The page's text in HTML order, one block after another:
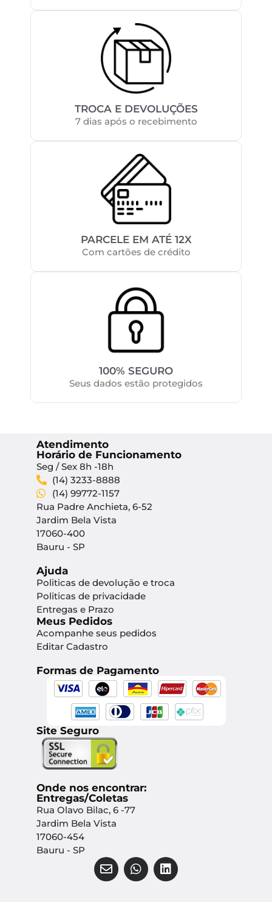
TROCA E DEVOLUÇÕES
7 dias após o recebimento
PARCELE EM ATÉ 12X
Com cartões de crédito
100% SEGURO
Seus dados estão protegidos
Atendimento
Horário de Funcionamento
Seg / Sex 8h -18h
(14) 3233-8888
(14) 99772-1157
Rua Padre Anchieta, 6-52
Jardim Bela Vista
17060-400
Bauru - SP
Ajuda
Politicas de devolução e troca
Politicas de privacidade
Entregas e Prazo
Meus Pedidos
Acompanhe seus pedidos
Editar Cadastro
Formas de Pagamento
Site Seguro
Onde nos encontrar:
Entregas/Coletas
Rua Olavo Bilac, 6 -77
Jardim Bela Vista
17060-454
Bauru - SP